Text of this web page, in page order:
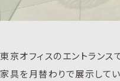
東京オフィスのエントランス
家具を月替わりで展示して